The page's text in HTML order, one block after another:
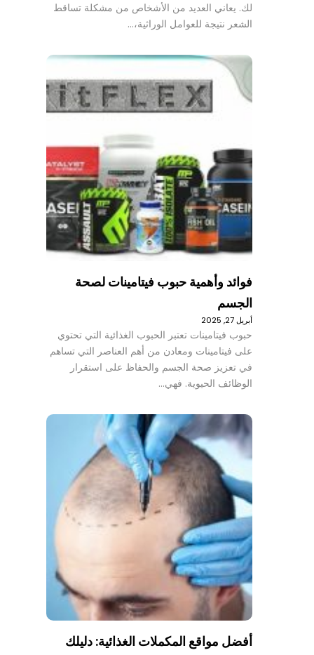
لك. يعاني العديد من الأشخاص من مشكلة تساقط
الشعر نتيجة للعوامل الوراثية،…
فوائد وأهمية حبوب فيتامينات لصحة
الجسم
أبريل 27, 2025
حبوب فيتامينات تعتبر الحبوب الغذائية التي تحتوي
على فيتامينات ومعادن من أهم العناصر التي تساهم
في تعزيز صحة الجسم والحفاظ على استقرار
الوظائف الحيوية. فهي…
أفضل مواقع المكملات الغذائية: دليلك